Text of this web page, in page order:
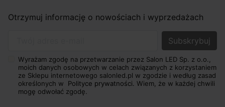
Otrzymuj informację o nowościach i wyprzedażach
Wyrażam zgodę na przetwarzanie przez Salon LED Sp. z o.o.,
moich danych osobowych w celach związanych z korzystaniem
ze Sklepu internetowego salonled.pl w zgodzie i według zasad
określonych w Polityce prywatności. Wiem, że w każdej chwili
mogę odwołać zgodę.